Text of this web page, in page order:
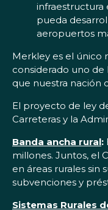
infraestructura
pueda
aeropuertos
Merkley es el único
considerado uno de
que nuestra nación
El proyecto de ley
Carreteras y la
Banda ancha rural:
millones. Juntos, el
en áreas rurales sin
subvenciones y
Sistemas Rurales